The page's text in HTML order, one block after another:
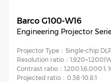
Barco G100-W16
Engineering Projector
Projector Type： Single-chip
Resolution ratio：
Contrast ratio： 1,200:1;6,000:1;
Projected ratio： 0.38-10.8:1